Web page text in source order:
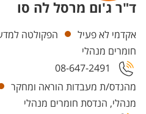
ד"ר ג'ום מרסל לה סו
Departments
אקדמי לא פעיל
הפקולטה
חומרים מנהלי
08-647-2491
מהנדס/ת מעבדות הוראה ומחקר
מנהלי, הנדסת חומרים מנהלי